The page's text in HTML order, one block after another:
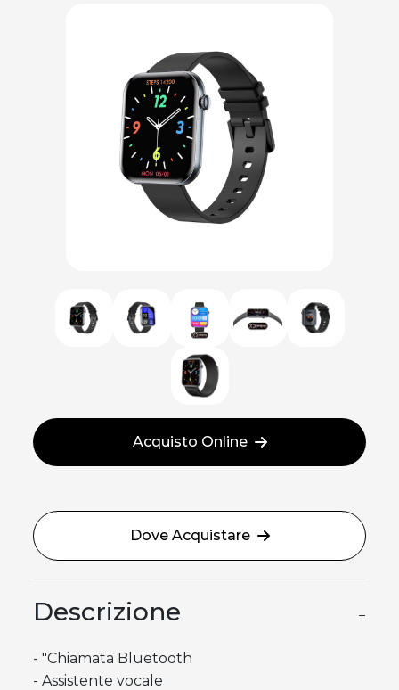
Acquisto Online
Dove Acquistare
Descrizione −
- "Chiamata Bluetooth
- Assistente vocale